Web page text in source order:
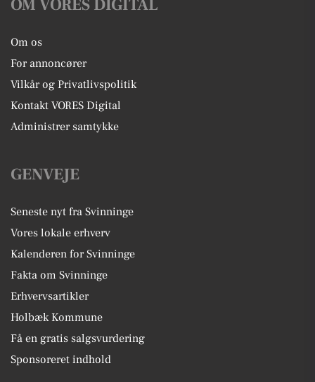
OM VORES DIGITAL
Om os
For annoncører
Vilkår og Privatlivspolitik
Kontakt VORES Digital
Administrer samtykke
GENVEJE
Seneste nyt fra Svinninge
Vores lokale erhverv
Kalenderen for Svinninge
Fakta om Svinninge
Erhvervsartikler
Holbæk Kommune
Få en gratis salgsvurdering
Sponsoreret indhold